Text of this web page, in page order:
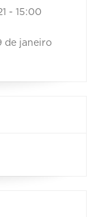
- 15:00
de janeiro